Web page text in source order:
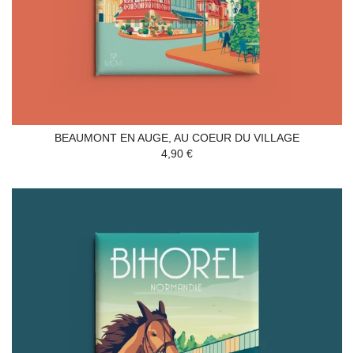
BEAUMONT EN AUGE, AU COEUR DU VILLAGE
4,90 €